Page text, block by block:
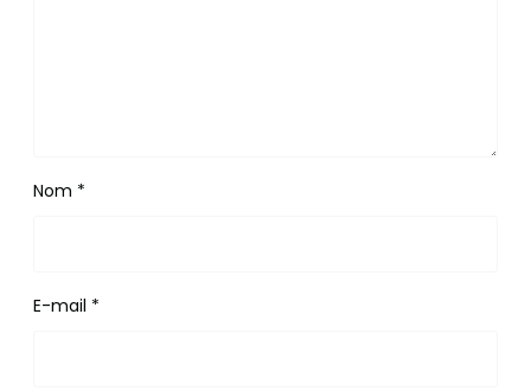
Nom *
E-mail *